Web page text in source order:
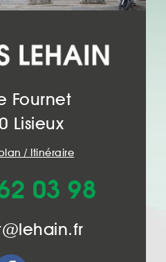
Fournet
Lisieux
/ Itinéraire
03 98